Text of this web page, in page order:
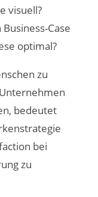
visuell?
Case
optimal?
zu
bedeutet
bei
zu